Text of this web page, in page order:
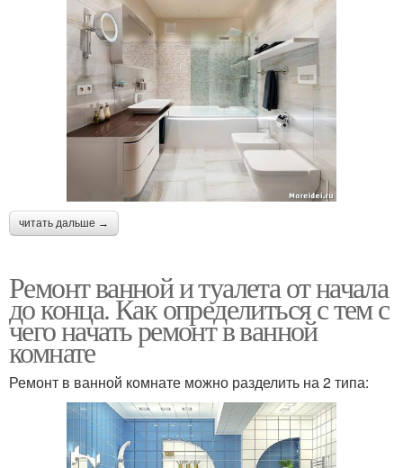
читать дальше →
Ремонт ванной и туалета от начала
до конца. Как определиться с тем с
чего начать ремонт в ванной
комнате
Ремонт в ванной комнате можно разделить на 2 типа: